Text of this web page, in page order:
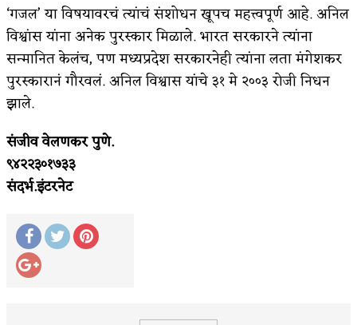
‘गजल’ या विषयावरचं त्यांचं संशोधन खूपच महत्त्वपूर्ण आहे. अनिल
विश्वांस यांना अनेक पुरस्कार मिळाले. भारत सरकारने त्यांना
सन्मानित केलंच, पण मध्यप्रदेश सरकारनेही त्यांना लता मंगेशकर
पुरस्कारानं गौरवलं. अनिल विश्वास यांचे ३१ मे २००३ रोजी निधन
झाले.
संजीव वेलणकर पुणे.
९४२२३०१७३३
संदर्भ.इंटरनेट